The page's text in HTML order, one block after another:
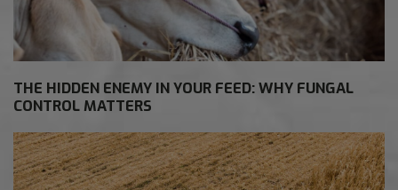
THE HIDDEN ENEMY IN YOUR FEED: WHY FUNGAL
CONTROL MATTERS